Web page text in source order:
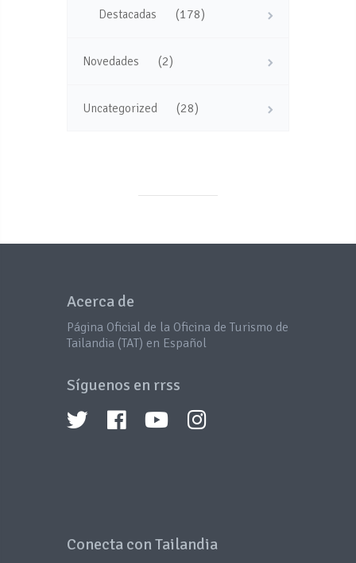
Destacadas (178)
Novedades (2)
Uncategorized (28)
Acerca de
Página Oficial de la Oficina de Turismo de
Tailandia (TAT) en Español
Síguenos en rrss
Conecta con Tailandia